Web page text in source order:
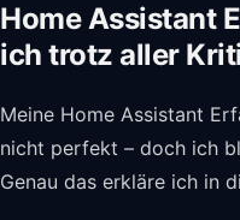
Home Assistant
ich trotz aller
Meine Home Assistant
nicht perfekt – doch ich
Genau das erkläre ich in